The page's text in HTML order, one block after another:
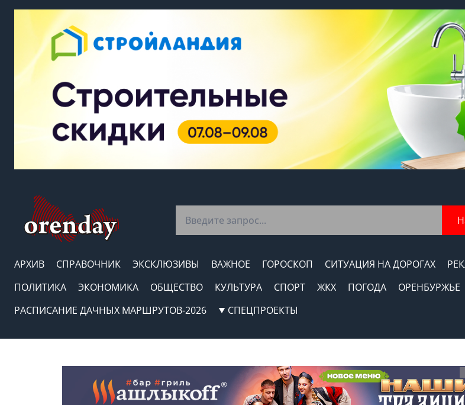
АРХИВ СПРАВОЧНИК ЭКСКЛЮЗИВЫ ВАЖНОЕ ГОРОСКОП СИТУАЦИЯ НА ДОРОГАХ
ПОЛИТИКА
ЭКОНОМИКА ОБЩЕСТВО КУЛЬТУРА СПОРТ ЖКХ ПОГОДА ОРЕНБУРЖЬЕ
РАСПИСАНИЕ ДАЧНЫХ МАРШРУТОВ-2026
СПЕЦПРОЕКТЫ